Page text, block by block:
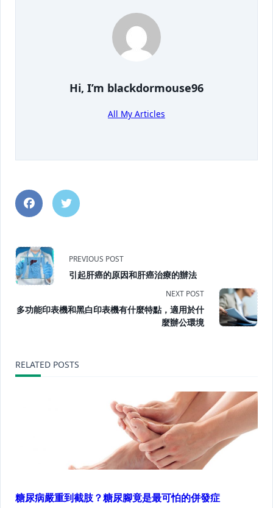
Hi, I’m blackdormouse96
All My Articles
<span
class="nav-
subtitle
reader-
text">Page</span>
PREVIOUS POST
引起肝癌的原因和肝癌治療的辦法
NEXT POST
多功能印表機和黑白印表機有什麼特點，適用於什
麼辦公環境
RELATED POSTS
糖尿病嚴重到截肢？糖尿腳竟是最可怕的併發症